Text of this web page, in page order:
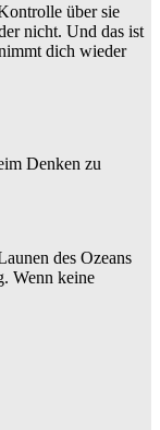
über sie
nicht. Und das ist
dich wieder
Denken zu
des Ozeans
Wenn keine